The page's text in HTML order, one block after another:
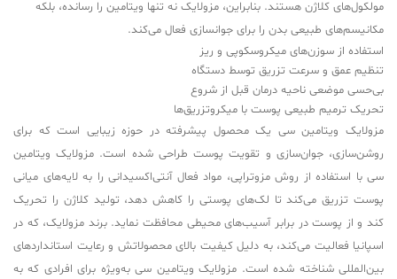
مولکول‌های کلاژن هستند. بنابراین، مزولایک نه تنها ویتامین را رسانده، بلکه
مکانیسم‌های طبیعی بدن را برای جوانسازی فعال می‌کند.
استفاده از سوزن‌های میکروسکوپی و ریز
تنظیم عمق و سرعت تزریق توسط دستگاه
بی‌حسی موضعی ناحیه درمان قبل از شروع
تحریک ترمیم طبیعی پوست با میکروتزریق‌ها
مزولایک ویتامین سی یک محصول پیشرفته در حوزه زیبایی است که برای
روشن‌سازی، جوان‌سازی و تقویت پوست طراحی شده است. مزولایک ویتامین
سی با استفاده از روش مزوتراپی، مواد فعال آنتی‌اکسیدانی را به لایه‌های میانی
پوست تزریق می‌کند تا لک‌های پوستی را کاهش دهد، تولید کلاژن را تحریک
کند و از پوست در برابر آسیب‌های محیطی محافظت نماید. برند مزولایک، که در
اسپانیا فعالیت می‌کند، به دلیل کیفیت بالای محصولاتش و رعایت استانداردهای
بین‌المللی شناخته شده است. مزولایک ویتامین سی به‌ویژه برای افرادی که به